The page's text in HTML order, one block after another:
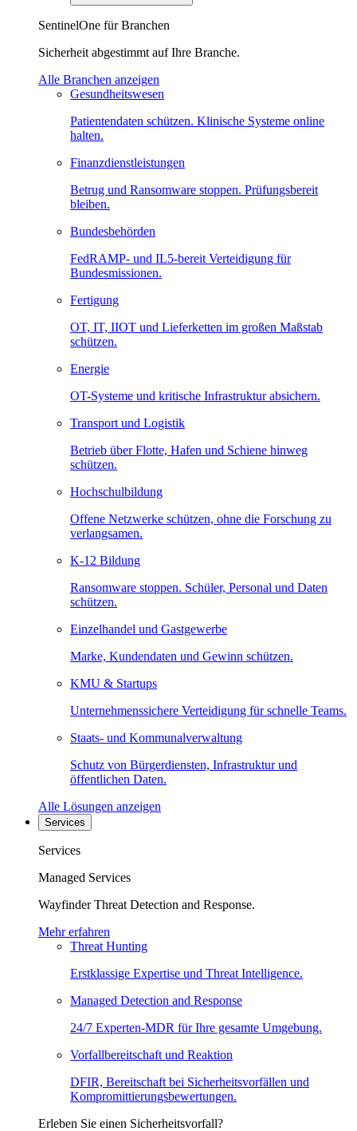
SentinelOne für Branchen
Sicherheit abgestimmt auf Ihre Branche.
Alle Branchen anzeigen
Gesundheitswesen
Patientendaten schützen. Klinische Systeme online
halten.
Finanzdienstleistungen
Betrug und Ransomware stoppen. Prüfungsbereit
bleiben.
Bundesbehörden
FedRAMP- und IL5-bereit Verteidigung für
Bundesmissionen.
Fertigung
OT, IT, IIOT und Lieferketten im großen Maßstab
schützen.
Energie
OT-Systeme und kritische Infrastruktur absichern.
Transport und Logistik
Betrieb über Flotte, Hafen und Schiene hinweg
schützen.
Hochschulbildung
Offene Netzwerke schützen, ohne die Forschung zu
verlangsamen.
K-12 Bildung
Ransomware stoppen. Schüler, Personal und Daten
schützen.
Einzelhandel und Gastgewerbe
Marke, Kundendaten und Gewinn schützen.
KMU & Startups
Unternehmenssichere Verteidigung für schnelle Teams.
Staats- und Kommunalverwaltung
Schutz von Bürgerdiensten, Infrastruktur und
öffentlichen Daten.
Alle Lösungen anzeigen
Services
Services
Managed Services
Wayfinder Threat Detection and Response.
Mehr erfahren
Threat Hunting
Erstklassige Expertise und Threat Intelligence.
Managed Detection and Response
24/7 Experten-MDR für Ihre gesamte Umgebung.
Vorfallbereitschaft und Reaktion
DFIR, Bereitschaft bei Sicherheitsvorfällen und
Kompromittierungsbewertungen.
Erleben Sie einen Sicherheitsvorfall?